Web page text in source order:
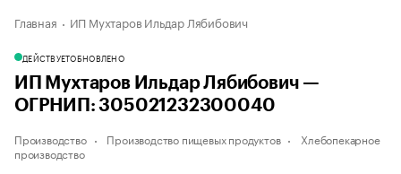
Главная ИП Мухтаров Ильдар Лябибович
ДЕЙСТВУЕТОБНОВЛЕНО
ИП Мухтаров Ильдар Лябибович —
ОГРНИП: 305021232300040
Производство Производство пищевых продуктов
Хлебопекарное
производство